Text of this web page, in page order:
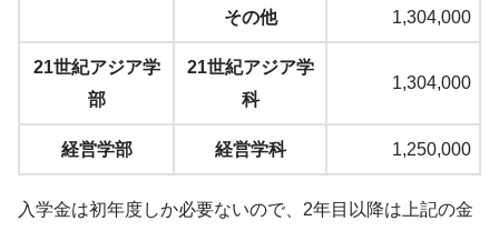
その他 1,304,000
21世紀アジア学
部
21世紀アジア学
科
1,304,000
経営学部 経営学科 1,250,000
入学金は初年度しか必要ないので、2年目以降は上記の金